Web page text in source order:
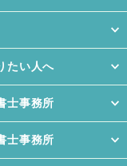
たい人へ
士事務所
士事務所